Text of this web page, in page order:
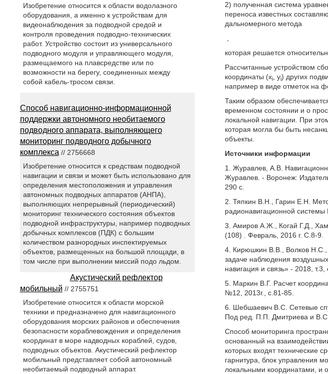
2) полученная система
переноса известных
дальномерного метода
которая решается
Рассчитанные устройством
координаты (xi , yi) других
например в виде отметок на
Таким образом
временном состоянии и о
локальной навигации. При
которая могла бы быть
объекты.
Источники информации
1. Журавлев, А.В.
Журавлев. - Воронеж:
290 с.
2. Тяпкин В.Н., Гарин Е.Н.
радионавигационной
3. Амиров А.Ж., Когай Г.Д.,
(108) . Февраль, 2016 г. С.8-9.
4. Кирюшкин В.В., Волков Н.С.,
задаче наблюдения
навигация и связь» - 2018, т.3,
5. Маркин В.Г. Расчет
№12, 2013г., с.81-85.
6. Шебшаевич В.С. Сетевые
Под ред. П.П. Дмитриева и
Способ мониторинга
основанный на
которых входят технические
гарнитура, блок управления
локальными координатами, и
Изобретение относится к области водолазного
оборудования, а именно к устройствам для
видеонаблюдения за подводной средой и
контроля проведения подводно-технических
работ. Устройство состоит из универсального
подводного модуля и управляющего модуля,
размещаемого на плавсредстве или по
возможности на берегу, соединенных между
собой кабель-тросом связи.
Способ навигационно-информационной
поддержки автономного необитаемого
подводного аппарата, выполняющего
мониторинг подводного добычного
комплекса // 2756668
Изобретение относится к средствам подводной
навигации и связи и может быть использовано для
определения местоположения и управления
автономных подводных аппаратов (АНПА),
выполняющих непрерывный (периодический)
мониторинг технического состояния объектов
подводной инфраструктуры, например подводных
добычных комплексов (ПДК) с большим
количеством разнородных инспектируемых
объектов, размещенных на большой площади, в
том числе при выполнении миссий подо льдом.
Акустический рефлектор
мобильный // 2755751
Изобретение относится к области морской
техники и предназначено для навигационного
оборудования морских районов и обеспечения
безопасности кораблевождения и определения
координат в море надводных кораблей, судов,
подводных объектов. Акустический рефлектор
мобильный представляет собой автономный
необитаемый подводный аппарат.